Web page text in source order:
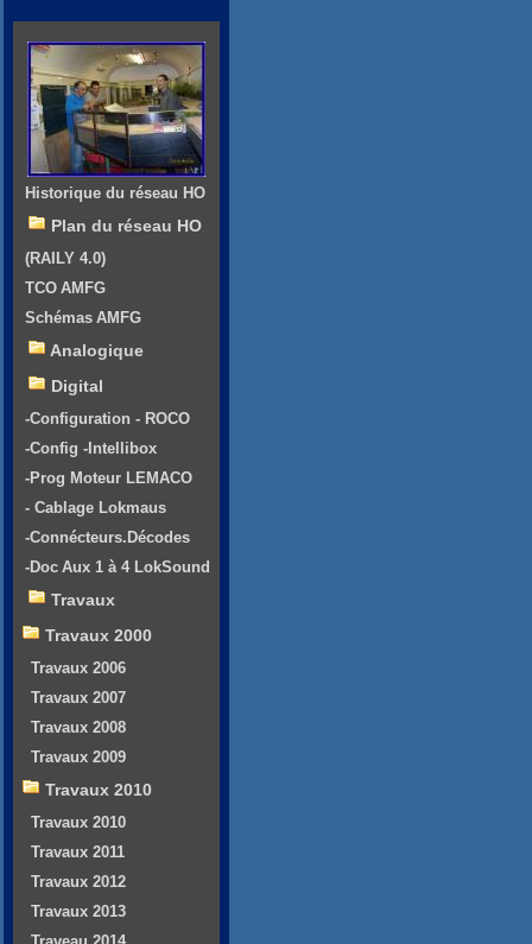
Historique du réseau HO
Plan du réseau HO
(RAILY 4.0)
TCO AMFG
Schémas AMFG
Analogique
Digital
-Configuration - ROCO
-Config -Intellibox
-Prog Moteur LEMACO
- Cablage Lokmaus
-Connécteurs.Décodes
-Doc Aux 1 à 4 LokSound
Travaux
Travaux 2000
Travaux 2006
Travaux 2007
Travaux 2008
Travaux 2009
Travaux 2010
Travaux 2010
Travaux 2011
Travaux 2012
Travaux 2013